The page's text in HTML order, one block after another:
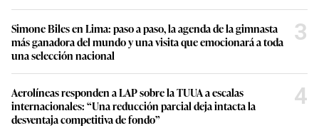
Simone Biles en Lima: paso a paso, la agenda de la gimnasta
más ganadora del mundo y una visita que emocionará a toda
una selección nacional
3
Aerolíneas responden a LAP sobre la TUUA a escalas
internacionales: “Una reducción parcial deja intacta la
desventaja competitiva de fondo”
4